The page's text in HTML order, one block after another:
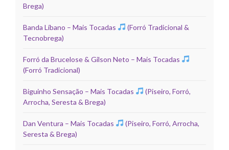
Brega)
Banda Líbano – Mais Tocadas
(Forró Tradicional &
Tecnobrega)
Forró da Brucelose & Gilson Neto – Mais Tocadas
(Forró Tradicional)
Biguinho Sensação – Mais Tocadas
(Piseiro, Forró,
Arrocha, Seresta & Brega)
Dan Ventura – Mais Tocadas
(Piseiro, Forró, Arrocha,
Seresta & Brega)